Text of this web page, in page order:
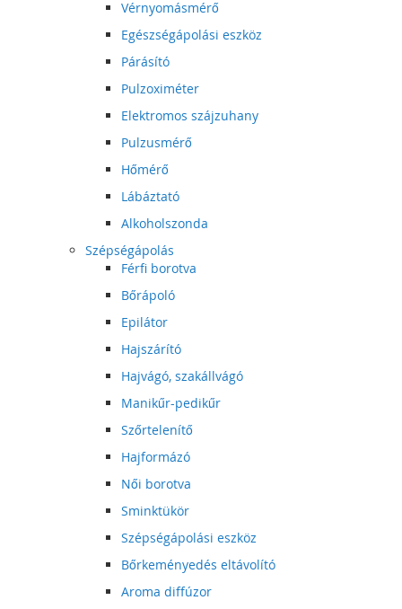
Vérnyomásmérő
Egészségápolási eszköz
Párásító
Pulzoximéter
Elektromos szájzuhany
Pulzusmérő
Hőmérő
Lábáztató
Alkoholszonda
Szépségápolás
Férfi borotva
Bőrápoló
Epilátor
Hajszárító
Hajvágó, szakállvágó
Manikűr-pedikűr
Szőrtelenítő
Hajformázó
Női borotva
Sminktükör
Szépségápolási eszköz
Bőrkeményedés eltávolító
Aroma diffúzor